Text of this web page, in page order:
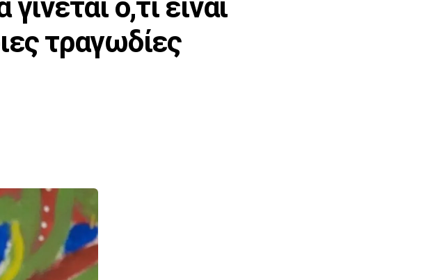
ό,τι είναι
τραγωδίες